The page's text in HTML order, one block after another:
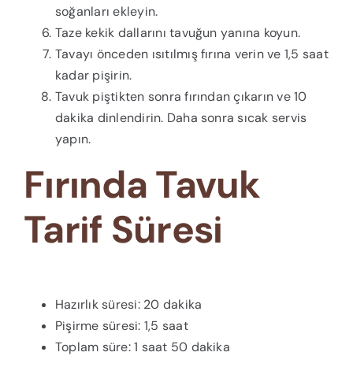
soğanları ekleyin.
Taze kekik dallarını tavuğun yanına koyun.
Tavayı önceden ısıtılmış fırına verin ve 1,5 saat
kadar pişirin.
Tavuk piştikten sonra fırından çıkarın ve 10
dakika dinlendirin. Daha sonra sıcak servis
yapın.
Fırında Tavuk
Tarif Süresi
Hazırlık süresi: 20 dakika
Pişirme süresi: 1,5 saat
Toplam süre: 1 saat 50 dakika